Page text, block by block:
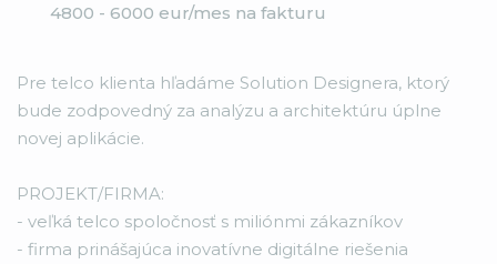
4800 - 6000 eur/mes na fakturu
Pre telco klienta hľadáme Solution Designera, ktorý
bude zodpovedný za analýzu a architektúru úplne
novej aplikácie.
PROJEKT/FIRMA:
- veľká telco spoločnosť s miliónmi zákazníkov
- firma prinášajúca inovatívne digitálne riešenia